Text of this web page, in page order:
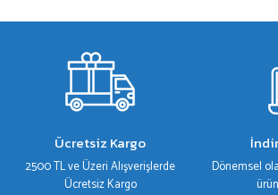
gördüğünüz noktaları öneri formunu kullanarak
Ürün resmi kalitesiz, bozuk veya görüntülenemiyor.
Ürün açıklamasında eksik bilgiler bulunuyor.
Ürün fiyatı diğer sitelerden daha pahalı.
Bu ürüne benzer farklı alternatifler olmalı.
Ücretsiz Kargo
2500 TL ve Üzeri Alışverişlerde
Ücretsiz Kargo
Dönemsel